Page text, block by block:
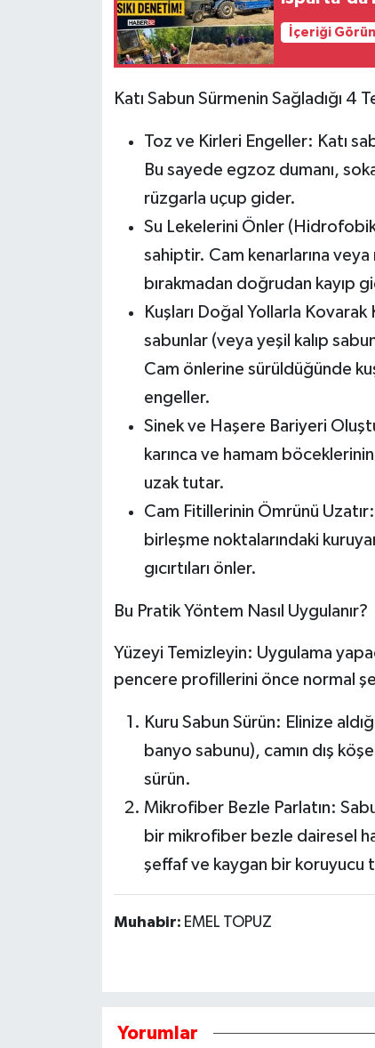
İçeriği
Katı Sabun Sürmenin Sağladığı 4
Toz ve Kirleri Engeller: Katı
Bu sayede egzoz dumanı,
rüzgarla uçup gider.
Su Lekelerini Önler
sahiptir. Cam kenarlarına
bırakmadan doğrudan kayıp
Kuşları Doğal Yollarla
sabunlar (veya yeşil kalıp
Cam önlerine sürüldüğünde
engeller.
Sinek ve Haşere Bariyeri
karınca ve hamam
uzak tutar.
Cam Fitillerinin Ömrünü Uzatır:
birleşme noktalarındaki
gıcırtıları önler.
Bu Pratik Yöntem Nasıl Uygulanır?
Yüzeyi Temizleyin: Uygulama
pencere profillerini önce normal
Kuru Sabun Sürün: Elinize
banyo sabunu), camın dış
sürün.
Mikrofiber Bezle Parlatın:
bir mikrofiber bezle dairesel
şeffaf ve kaygan bir koruyucu
Muhabir: EMEL TOPUZ
Yorumlar